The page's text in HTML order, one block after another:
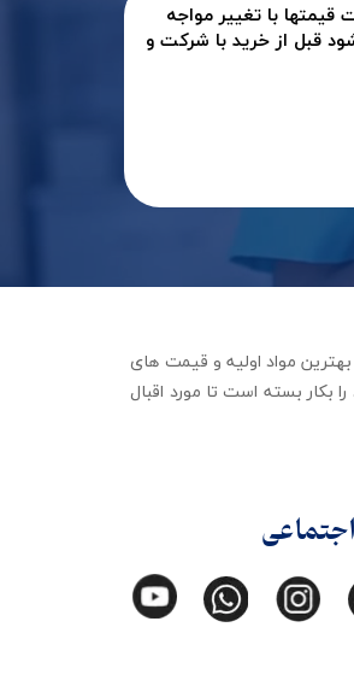
با تغییر مواجه
قبل از خرید با شرکت و
و استفاده از بهترین مواد اولیه و قیمت های
بسته است تا مورد اقبال